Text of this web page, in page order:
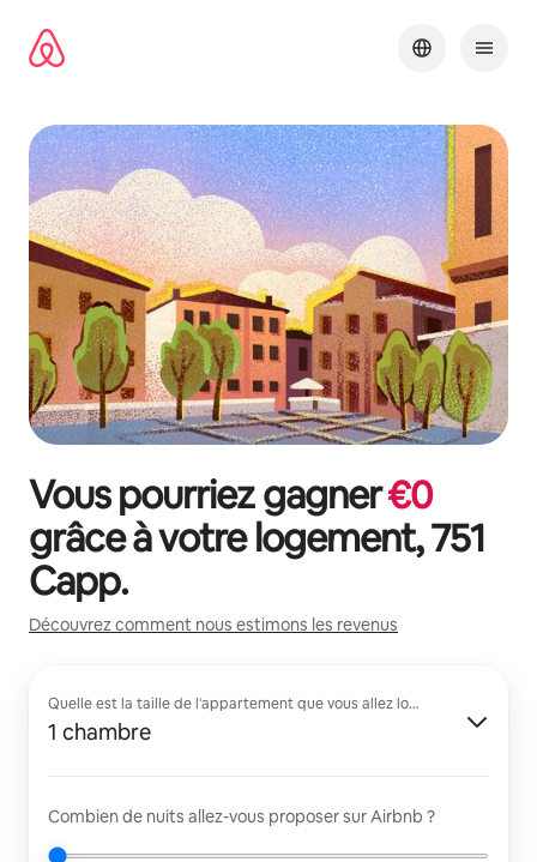
directement
Vous pourriez gagner€0
grâce à votre logement,751
Capp.
Découvrez comment nous estimons les revenus
Quelle est la taille de l'appartement que vous allez louer ?
1 chambre
Combien de nuits allez-vous proposer sur Airbnb ?